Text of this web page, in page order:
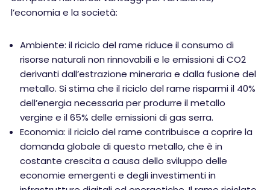
l’economia e la società:
Ambiente: il riciclo del rame riduce il consumo di
risorse naturali non rinnovabili e le emissioni di CO2
derivanti dall’estrazione mineraria e dalla fusione del
metallo. Si stima che il riciclo del rame risparmi il 40%
dell’energia necessaria per produrre il metallo
vergine e il 65% delle emissioni di gas serra.
Economia: il riciclo del rame contribuisce a coprire la
domanda globale di questo metallo, che è in
costante crescita a causa dello sviluppo delle
economie emergenti e degli investimenti in